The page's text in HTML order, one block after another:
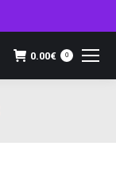
0.00€ 0